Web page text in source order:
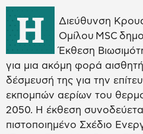
Η
Διεύθυνση
Ομίλου MSC
Έκθεση
για μια ακόμη φορά
δέσμευσή της για την
εκπομπών αερίων του
2050. Η έκθεση
πιστοποιημένο Σχέδιο